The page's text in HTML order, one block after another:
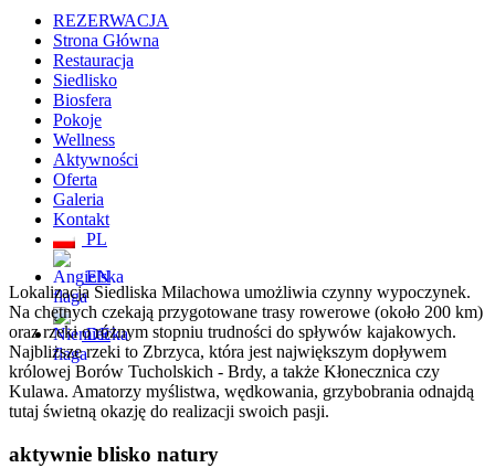
REZERWACJA
Strona Główna
Restauracja
Siedlisko
Biosfera
Pokoje
Wellness
Aktywności
Oferta
Galeria
Kontakt
PL
EN
DE
Lokalizacja Siedliska Milachowa umożliwia czynny wypoczynek.
Na chętnych czekają przygotowane trasy rowerowe (około 200 km)
oraz rzeki o różnym stopniu trudności do spływów kajakowych.
Najbliższe rzeki to Zbrzyca, która jest największym dopływem
królowej Borów Tucholskich - Brdy, a także Kłonecznica czy
Kulawa. Amatorzy myślistwa, wędkowania, grzybobrania odnajdą
tutaj świetną okazję do realizacji swoich pasji.
aktywnie blisko natury